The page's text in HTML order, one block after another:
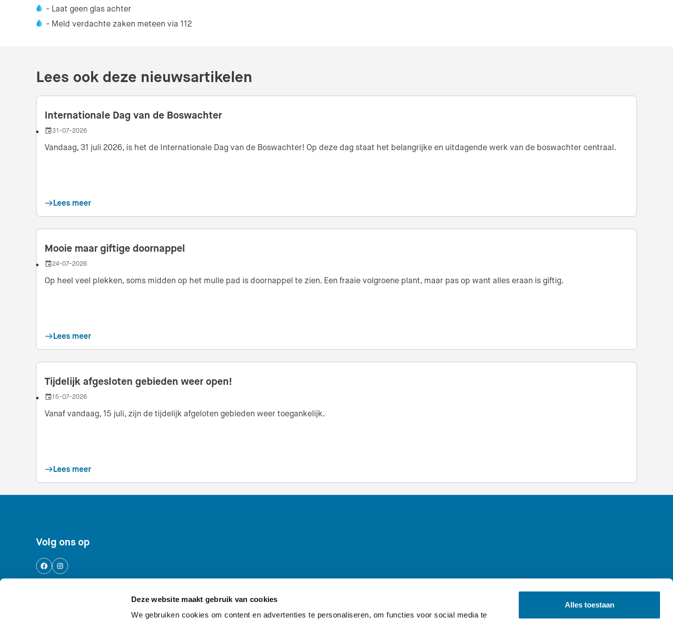
Deze website maakt gebruik van cookies
We gebruiken cookies om content en advertenties te personaliseren, om functies voor social media te
Alles toestaan
- Laat geen glas achter
- Meld verdachte zaken meteen via 112
Lees ook deze nieuwsartikelen
Internationale Dag van de Boswachter
Datum
31-07-2026
Vandaag, 31 juli 2026, is het de Internationale Dag van de Boswachter! Op deze dag staat het belangrijke en uitdagende werk van de boswachter centraal.
Lees meer
Mooie maar giftige doornappel
Datum
24-07-2026
Op heel veel plekken, soms midden op het mulle pad is doornappel te zien. Een fraaie volgroene plant, maar pas op want alles eraan is giftig.
Lees meer
Tijdelijk afgesloten gebieden weer open!
Datum
15-07-2026
Vanaf vandaag, 15 juli, zijn de tijdelijk afgeloten gebieden weer toegankelijk.
Lees meer
Footer navigatie
Volg ons op
Logo AWD, Amsterdamse Waterleidingduinen — Naar de homepage van awd.waternet.nl